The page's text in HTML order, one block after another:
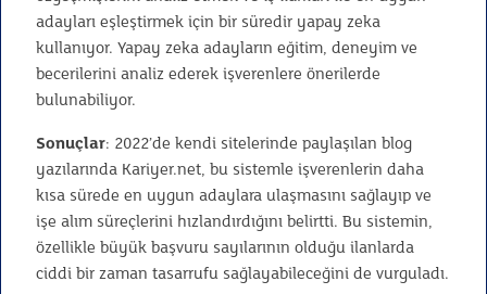
adayları eşleştirmek için bir süredir yapay zeka
kullanıyor. Yapay zeka adayların eğitim, deneyim ve
becerilerini analiz ederek işverenlere önerilerde
bulunabiliyor.
Sonuçlar: 2022’de kendi sitelerinde paylaşılan blog
yazılarında Kariyer.net, bu sistemle işverenlerin daha
kısa sürede en uygun adaylara ulaşmasını sağlayıp ve
işe alım süreçlerini hızlandırdığını belirtti. Bu sistemin,
özellikle büyük başvuru sayılarının olduğu ilanlarda
ciddi bir zaman tasarrufu sağlayabileceğini de vurguladı.